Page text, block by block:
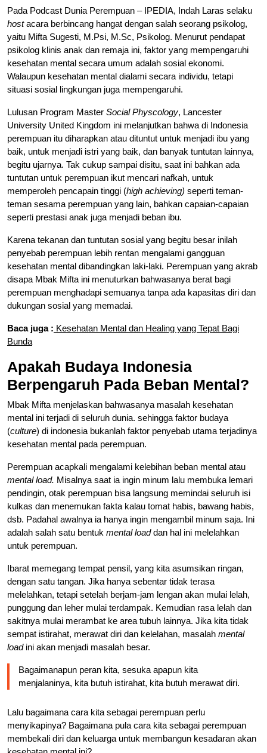
Pada Podcast Dunia Perempuan – IPEDIA, Indah Laras selaku
hostacara berbincang hangat dengan salah seorang psikolog,
yaitu Mifta Sugesti, M.Psi, M.Sc, Psikolog. Menurut pendapat
psikolog klinis anak dan remaja ini, faktor yang mempengaruhi
kesehatan mental secara umum adalah sosial ekonomi.
Walaupun kesehatan mental dialami secara individu, tetapi
situasi sosial lingkungan juga mempengaruhi.
Lulusan Program Master Social Physcology, Lancester
University United Kingdom ini melanjutkan bahwa di Indonesia
perempuan itu diharapkan atau dituntut untuk menjadi ibu yang
baik, untuk menjadi istri yang baik, dan banyak tuntutan lainnya,
begitu ujarnya. Tak cukup sampai disitu, saat ini bahkan ada
tuntutan untuk perempuan ikut mencari nafkah, untuk
memperoleh pencapain tinggi (high achieving) seperti teman-
teman sesama perempuan yang lain, bahkan capaian-capaian
seperti prestasi anak juga menjadi beban ibu.
Karena tekanan dan tuntutan sosial yang begitu besar inilah
penyebab perempuan lebih rentan mengalami gangguan
kesehatan mental dibandingkan laki-laki. Perempuan yang akrab
disapa Mbak Mifta ini menuturkan bahwasanya berat bagi
perempuan menghadapi semuanya tanpa ada kapasitas diri dan
dukungan sosial yang memadai.
Baca juga : Kesehatan Mental dan Healing yang Tepat Bagi
Bunda
Apakah Budaya Indonesia
Berpengaruh Pada Beban Mental?
Mbak Mifta menjelaskan bahwasanya masalah kesehatan
mental ini terjadi di seluruh dunia. sehingga faktor budaya
(culture) di indonesia bukanlah faktor penyebab utama terjadinya
kesehatan mental pada perempuan.
Perempuan acapkali mengalami kelebihan beban mental atau
mental load. Misalnya saat ia ingin minum lalu membuka lemari
pendingin, otak perempuan bisa langsung memindai seluruh isi
kulkas dan menemukan fakta kalau tomat habis, bawang habis,
dsb. Padahal awalnya ia hanya ingin mengambil minum saja. Ini
adalah salah satu bentuk mental loaddan hal ini melelahkan
untuk perempuan.
Ibarat memegang tempat pensil, yang kita asumsikan ringan,
dengan satu tangan. Jika hanya sebentar tidak terasa
melelahkan, tetapi setelah berjam-jam lengan akan mulai lelah,
punggung dan leher mulai terdampak. Kemudian rasa lelah dan
sakitnya mulai merambat ke area tubuh lainnya. Jika kita tidak
sempat istirahat, merawat diri dan kelelahan, masalah mental
loadini akan menjadi masalah besar.
Bagaimanapun peran kita, sesuka apapun kita
menjalaninya, kita butuh istirahat, kita butuh merawat diri.
Lalu bagaimana cara kita sebagai perempuan perlu
menyikapinya? Bagaimana pula cara kita sebagai perempuan
membekali diri dan keluarga untuk membangun kesadaran akan